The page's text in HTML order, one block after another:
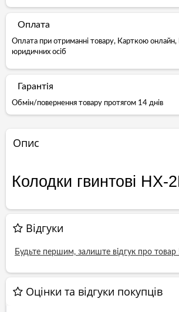
Оплата
Оплата при отриманні товару, Карткою онлайн,
юридичних осіб
Гарантія
Обмін/повернення товару протягом 14 днів
Опис
Колодки гвинтові HX-
Відгуки
Будьте першим, залиште відгук про товар
Оцінки та відгуки покупців